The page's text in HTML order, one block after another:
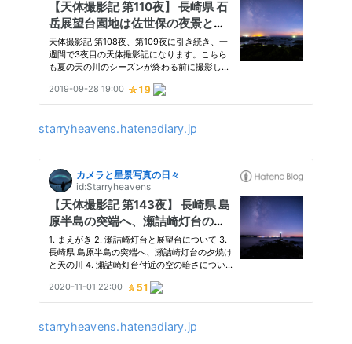
starryheavens.hatenadiary.jp
starryheavens.hatenadiary.jp